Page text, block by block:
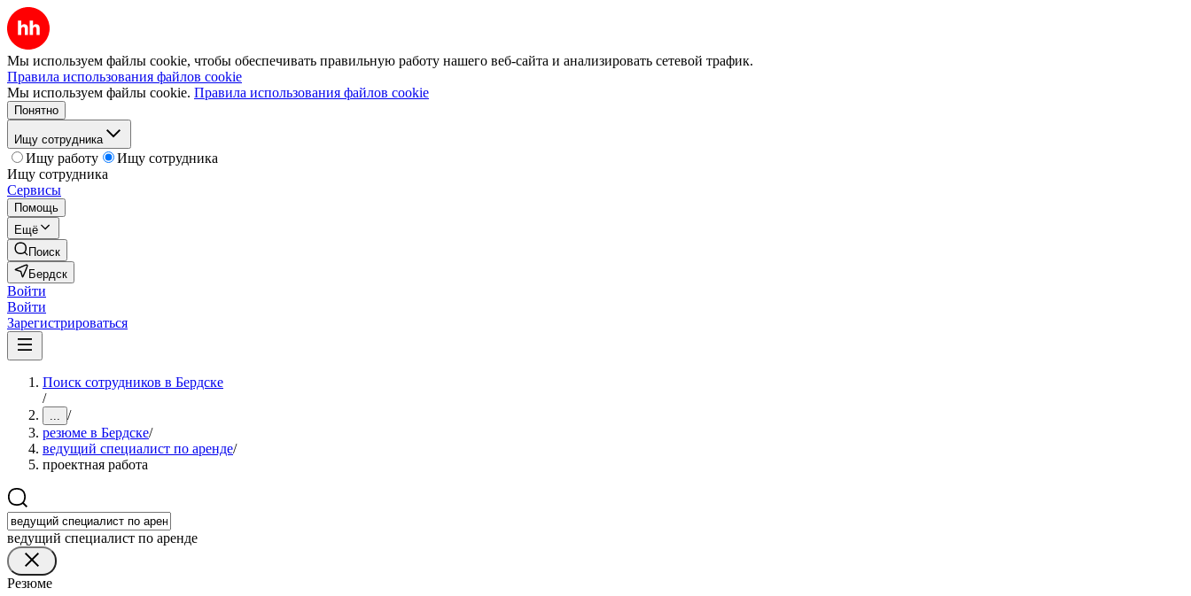
Мы используем файлы cookie, чтобы обеспечивать правильную работу нашего веб-сайта и анализировать сетевой трафик.
Правила использования файлов cookie
Мы используем файлы cookie. Правила использования файлов cookie
Понятно
Ищу сотрудника
Ищу работу
Ищу сотрудника
Ищу сотрудника
Сервисы
Помощь
Ещё
Поиск
Бердск
Войти
Войти
Зарегистрироваться
Поиск сотрудников в Бердске
/
... /
резюме в Бердске/
ведущий специалист по аренде/
проектная работа
ведущий специалист по аренде
Резюме